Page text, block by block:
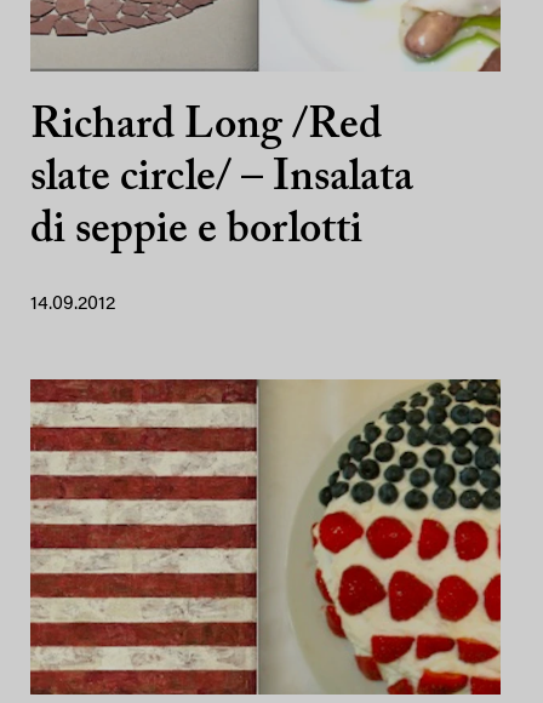
Richard Long /Red
slate circle/ – Insalata
di seppie e borlotti
14.09.2012